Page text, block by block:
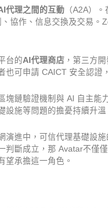
代理之間的互動 （A2A）
協作、信息交換及交易
台的AI 代理商店 ，第三方
也可申請 CAICT 安全認證
塊鏈驗證機制與 AI 自主能
設施等問題的擔憂持續升溫
演進中，可信代理基礎設
判斷成立，那 Avatar不僅
望承擔這一角色。